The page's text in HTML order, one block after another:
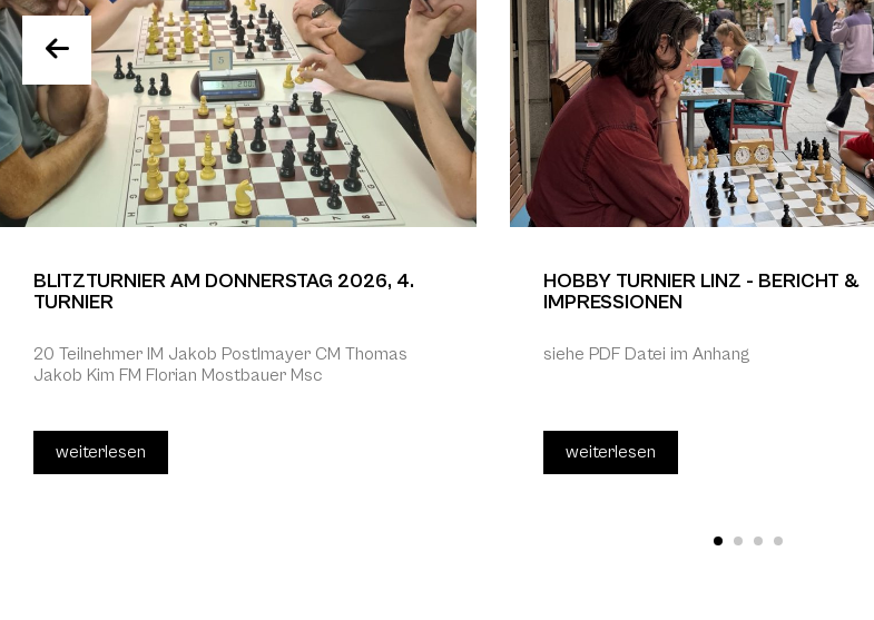
BLITZTURNIER AM DONNERSTAG 2026, 4.
TURNIER
20 Teilnehmer IM Jakob Postlmayer CM Thomas
Jakob Kim FM Florian Mostbauer Msc
weiterlesen
HOBBY TURNIER LINZ - BERICHT &
IMPRESSIONEN
siehe PDF Datei im Anhang
weiterlesen